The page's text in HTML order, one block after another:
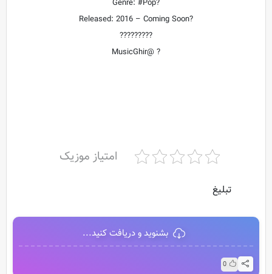
?Genre: #Pop
?Released: 2016 – Coming Soon
?????????
? @MusicGhir
امتیاز موزیک
تبلیغ
بشنوید و دریافت کنید...
0